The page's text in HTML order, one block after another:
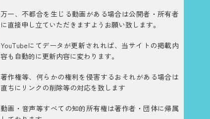
万一、不都合を生じる動画がある場合は公開者・所有者
に直接申し立ていただきますようお願い致します。
YouTubeにてデータが更新されれば、当サイトの掲載内
容も自動的に更新内容に変わります。
著作権等、何らかの権利を侵害するおそれがある場合は
直ちにリンクの削除等の対応を致します
動画・音声等すべての知的所有権は著作者・団体に帰属